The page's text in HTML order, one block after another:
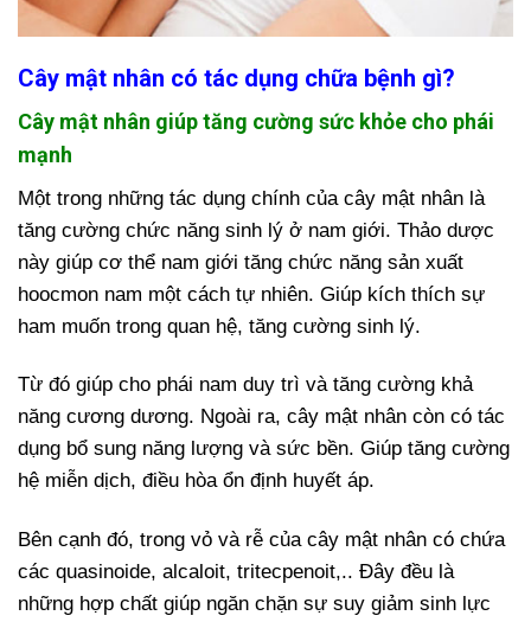
Cây mật nhân có tác dụng chữa bệnh gì?
Cây mật nhân giúp tăng cường sức khỏe cho phái
mạnh
Một trong những tác dụng chính của cây mật nhân là
tăng cường chức năng sinh lý ở nam giới. Thảo dược
này giúp cơ thể nam giới tăng chức năng sản xuất
hoocmon nam một cách tự nhiên. Giúp kích thích sự
ham muốn trong quan hệ, tăng cường sinh lý.
Từ đó giúp cho phái nam duy trì và tăng cường khả
năng cương dương. Ngoài ra, cây mật nhân còn có tác
dụng bổ sung năng lượng và sức bền. Giúp tăng cường
hệ miễn dịch, điều hòa ổn định huyết áp.
Bên cạnh đó, trong vỏ và rễ của cây mật nhân có chứa
các quasinoide, alcaloit, tritecpenoit,.. Đây đều là
những hợp chất giúp ngăn chặn sự suy giảm sinh lực